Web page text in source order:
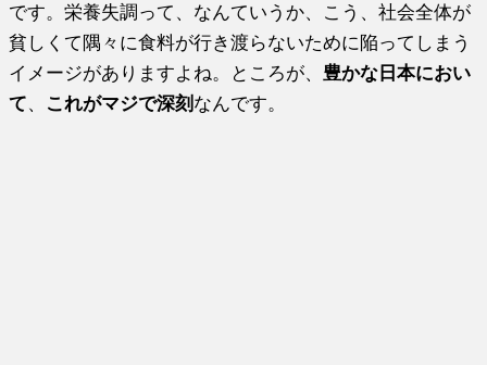
です。栄養失調って、なんていうか、こう、社会全体が
貧しくて隅々に食料が行き渡らないために陥ってしまう
イメージがありますよね。ところが、 豊かな日本におい
て、 これがマジで深刻 なんです。